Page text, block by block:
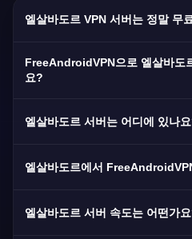
엘살바도르 VPN 서버는 정말 무
드·가입 없이 무제한 대역
FreeAndroidVPN으로 엘살바도
요?
보통 끊김 없이 HD로 시청
엘살바도르 서버는 어디에 있나
San Salvador입니다. 모
되며 장애 시 가장 가까운
엘살바도르에서
네. AES-256 암호화와 엄
용 기록이 남지 않습니다.
엘살바도르 서버 속도는 어떤가